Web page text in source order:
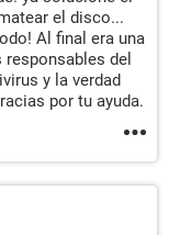
el disco...
Al final era una
del
y la verdad
por tu ayuda.